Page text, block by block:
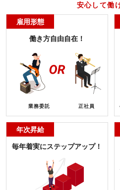
安心して働
雇用形態
働き方自由自在！
業務委託 正社員
年次昇給
毎年着実にステップアップ！